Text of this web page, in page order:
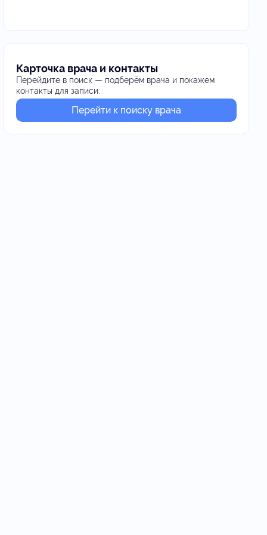
Карточка врача и контакты
Перейдите в поиск — подберём врача и покажем
контакты для записи.
Перейти к поиску врача